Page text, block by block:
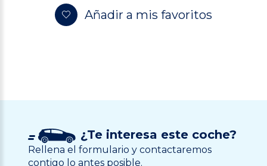
Añadir a mis favoritos
¿Te interesa este coche?
Rellena el formulario y contactaremos
contigo lo antes posible.